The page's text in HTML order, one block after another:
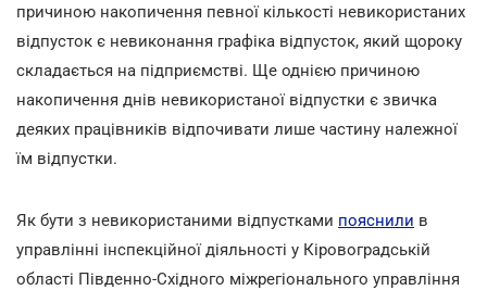
причиною накопичення певної кількості невикористаних
відпусток є невиконання графіка відпусток, який щороку
складається на підприємстві. Ще однією причиною
накопичення днів невикористаної відпустки є звичка
деяких працівників відпочивати лише частину належної
їм відпустки.
Як бути з невикористаними відпустками пояснили в
управлінні інспекційної діяльності у Кіровоградській
області Південно-Східного міжрегіонального управління